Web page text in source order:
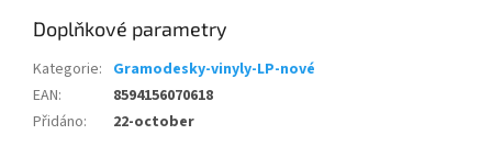
Doplňkové parametry
Kategorie: Gramodesky-vinyly-LP-nové
EAN:
8594156070618
Přidáno: 22-october